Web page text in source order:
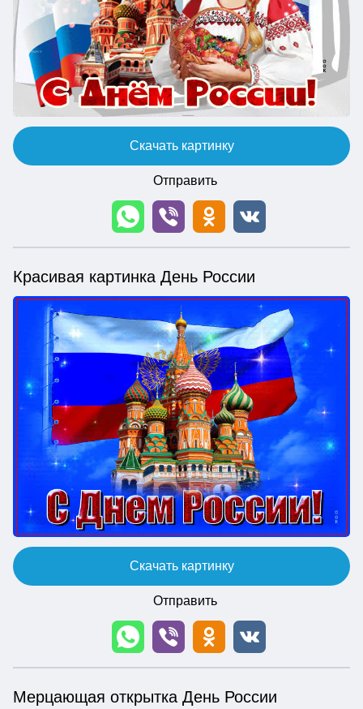
Скачать картинку
Отправить
Красивая картинка День России
Скачать картинку
Отправить
Мерцающая открытка День России